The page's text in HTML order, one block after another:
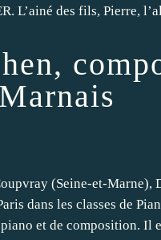
L’ainé des fils, Pierre,
(Seine-et-Marne),
dans les classes de
et de composition. Il